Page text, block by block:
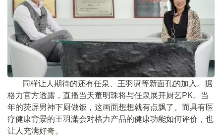
同样让人期待的还有任泉、王羽潇等新面孔的加入。据
格力官方透露，直播当天董明珠将与任泉展开厨艺PK。当
年的荧屏男神下厨做饭，这画面想想就有点飘了。而具有医
疗健康背景的王羽潇会对格力产品的健康功能如何评价，也
让人充满好奇。